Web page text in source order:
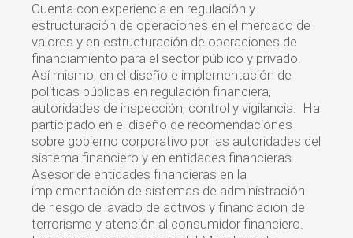
Cuenta con experiencia en regulación y
estructuración de operaciones en el mercado de
valores y en estructuración de operaciones de
financiamiento para el sector público y privado.
Así mismo, en el diseño e implementación de
políticas públicas en regulación financiera,
autoridades de inspección, control y vigilancia. Ha
participado en el diseño de recomendaciones
sobre gobierno corporativo por las autoridades del
sistema financiero y en entidades financieras.
Asesor de entidades financieras en la
implementación de sistemas de administración
de riesgo de lavado de activos y financiación de
terrorismo y atención al consumidor financiero.